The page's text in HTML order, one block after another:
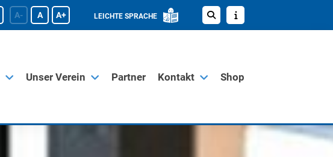
A- A A+ LEICHTE SPRACHE
Unser Verein Partner Kontakt Shop